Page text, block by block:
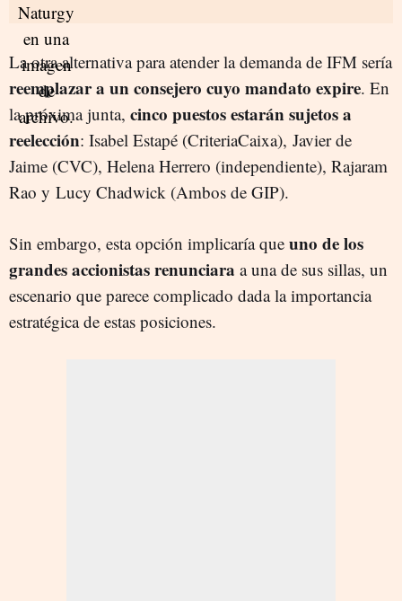
La otra alternativa para atender la demanda de IFM sería
reemplazar a un consejero cuyo mandato expire. En
la próxima junta, cinco puestos estarán sujetos a
reelección: Isabel Estapé (CriteriaCaixa), Javier de
Jaime (CVC), Helena Herrero (independiente), Rajaram
Rao y Lucy Chadwick (Ambos de GIP).
Sin embargo, esta opción implicaría que uno de los
grandes accionistas renunciara a una de sus sillas, un
escenario que parece complicado dada la importancia
estratégica de estas posiciones.